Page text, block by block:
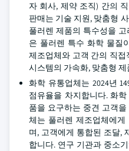
자 회사, 제약 조직) 간의
판매는 기술 지원, 맞춤형
풀러렌 제품의 특수성을
은 풀러렌 특수 화학 물질
제조업체와 고객 간의 직접
시스템의 가속화, 맞춤형
화학 유통업체는 2024년
점유율을 차지합니다. 화
품을 요구하는 중견 고객
체는 풀러렌 제조업체에
며, 고객에게 통합된 조달,
합니다. 연구 기관과 중소